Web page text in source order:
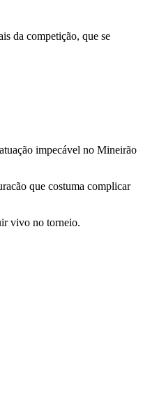
da competição, que se
impecável no Mineirão
que costuma complicar
vivo no torneio.